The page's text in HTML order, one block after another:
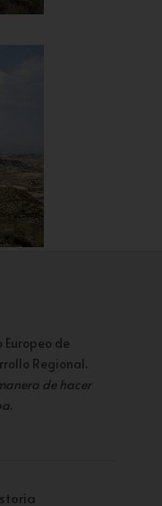
Europeo de
Regional.
de hacer
.